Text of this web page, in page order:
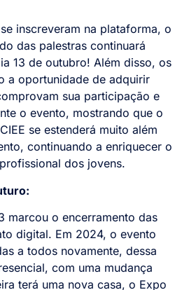
inscreveram na plataforma, o
das palestras continuará
13 de outubro! Além disso, os
a oportunidade de adquirir
sua participação e
o evento, mostrando que o
se estenderá muito além
continuando a enriquecer o
dos jovens.
marcou o encerramento das
digital. Em 2024, o evento
a todos novamente, dessa
com uma mudança
terá uma nova casa, o Expo